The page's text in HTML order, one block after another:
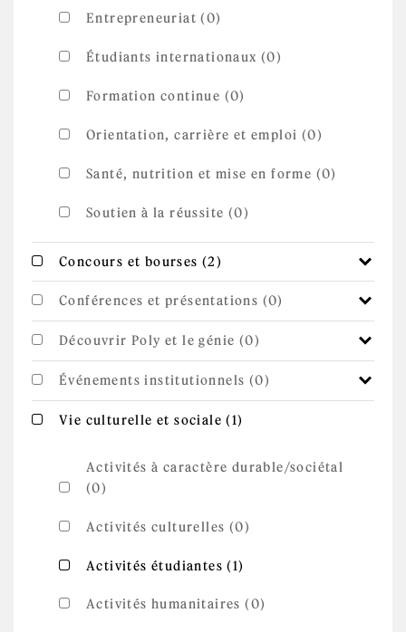
Entrepreneuriat (0)
Étudiants internationaux (0)
Formation continue (0)
Orientation, carrière et emploi (0)
Santé, nutrition et mise en forme (0)
Soutien à la réussite (0)
Apply Concours et bourses filter
Concours et bourses (2)
Conférences et présentations (0)
Découvrir Poly et le génie (0)
Événements institutionnels (0)
Apply Vie culturelle et sociale filter
Vie culturelle et sociale (1)
Activités à caractère durable/sociétal
(0)
Activités culturelles (0)
Apply Activités étudiantes filter
Activités étudiantes (1)
Activités humanitaires (0)